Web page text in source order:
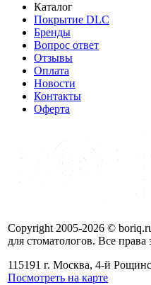
Каталог
Покрытие DLC
Бренды
Вопрос ответ
Отзывы
Оплата
Новости
Контакты
Оферта
Copyright 2005-2026 ©
для стоматологов. Все
115191 г. Москва, 4-й
Посмотреть на карте